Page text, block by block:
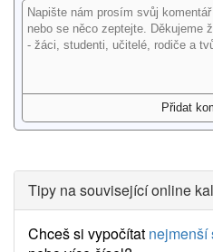
Tipy na související online
Chceš si vypočítat nejmenší